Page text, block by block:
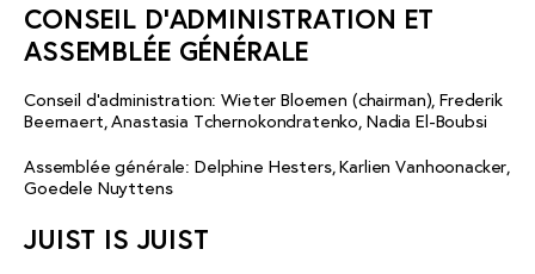
CONSEIL D’ADMINISTRATION ET
ASSEMBLÉE GÉNÉRALE
Conseil d’administration: Wieter Bloemen (chairman), Frederik
Beernaert, Anastasia Tchernokondratenko, Nadia El-Boubsi
Assemblée générale: Delphine Hesters, Karlien Vanhoonacker,
Goedele Nuyttens
JUIST IS JUIST